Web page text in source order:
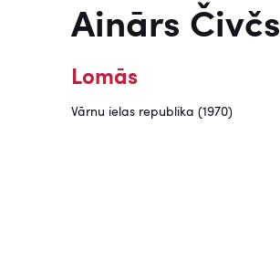
Ainārs Čivčs
Lomās
Vārnu ielas republika (1970)